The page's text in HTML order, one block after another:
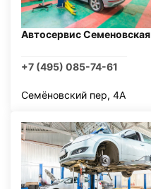
Автосервис Семеновская
+7 (495) 085-74-61
Семёновский пер, 4А